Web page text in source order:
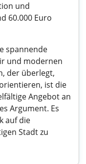
und
60.000 Euro
spannende
und modernen
der überlegt,
ist die
Angebot an
Argument. Es
auf die
Stadt zu